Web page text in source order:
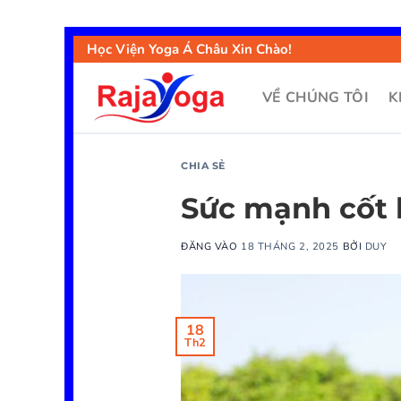
Học Viện Yoga Á Châu Xin Chào!
VỀ CHÚNG TÔI
CHIA SẺ
Sức mạnh cốt
ĐĂNG VÀO 18 THÁNG 2, 2025 BỞI DUY
18
Th2